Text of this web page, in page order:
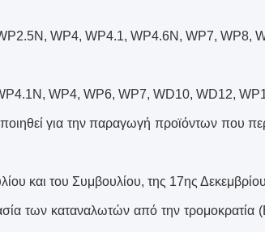
WP4, WP4.1, WP4.6N, WP7, WP8,
WP4, WP6, WP7, WD10, WD12,
για την παραγωγή προϊόντων που
και του Συμβουλίου, της 17ης
των καταναλωτών από την